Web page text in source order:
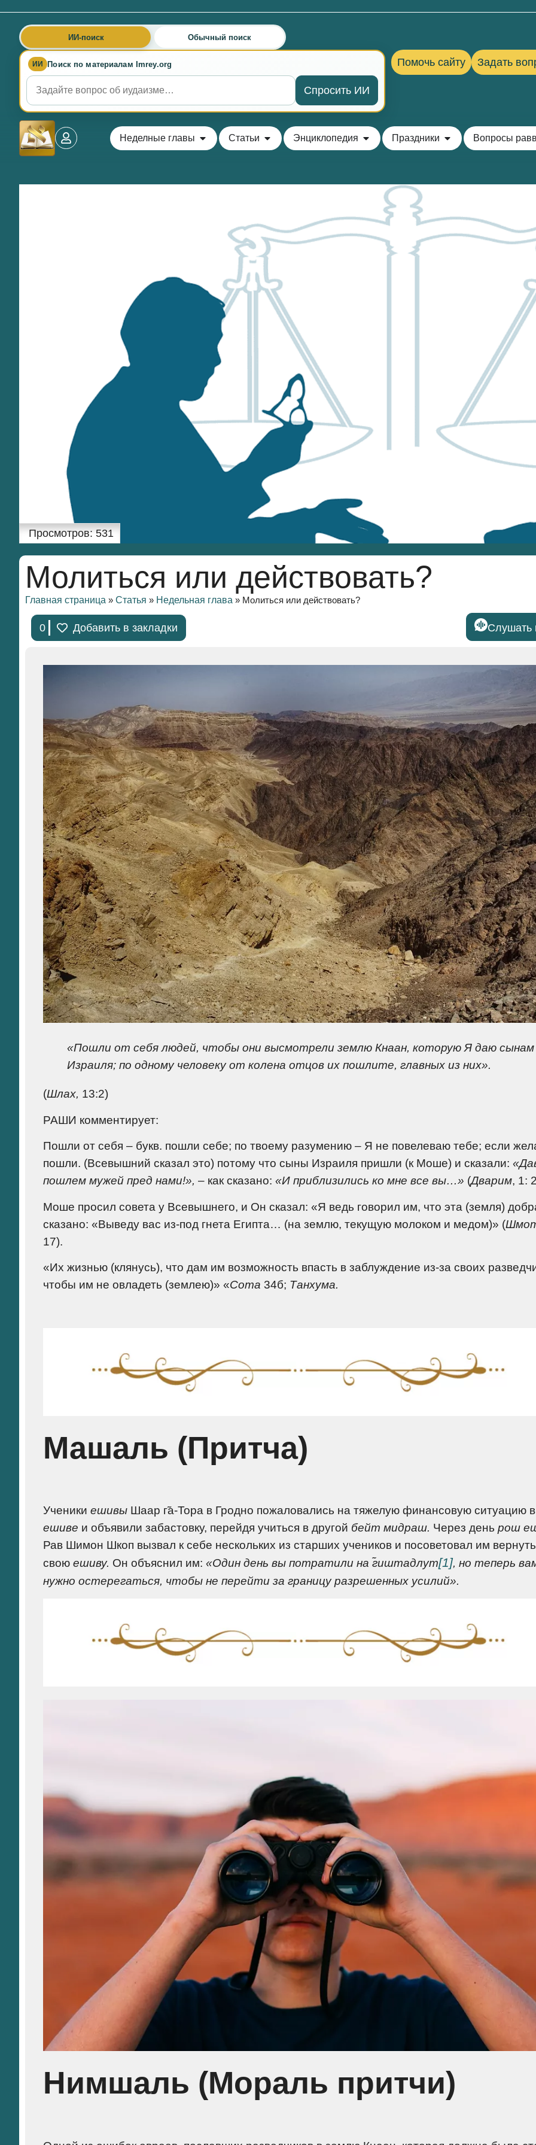
ИИ Поиск по материалам Imrey.org
Спросить ИИ
ИИ-поиск Обычный поиск
Помочь сайту Задать
Неделные главы Статьи Энциклопедия Праздники Вопросы
Просмотров: 531
Молиться или действовать?
Главная страница » Статья » Недельная глава » Молиться или действовать?
0 Добавить в закладки Слушать
«Пошли от себя людей, чтобы они высмотрели землю Кнаан, которую Я даю сынам
Израиля; по одному человеку от колена отцов их пошлите, главных из них».
(Шлах, 13:2)
РАШИ комментирует:
Пошли от себя – букв. пошли себе; по твоему разумению – Я не повелеваю тебе; если
пошли. (Всевышний сказал это) потому что сыны Израиля пришли (к Моше) и сказали:
пошлем мужей пред нами!», – как сказано: «И приблизились ко мне все вы…» (Дварим, 1:
Моше просил совета у Всевышнего, и Он сказал: «Я ведь говорил им, что эта (земля)
сказано: «Выведу вас из-под гнета Египта… (на землю, текущую молоком и медом)» (
17).
«Их жизнью (клянусь), что дам им возможность впасть в заблуждение из-за своих
чтобы им не овладеть (землею)» «Сота 34б; Танхума.
Машаль (Притча)
Ученики ешивы Шаар г̃а-Тора в Гродно пожаловались на тяжелую финансовую ситуацию в
ешиве и объявили забастовку, перейдя учиться в другой бейт мидраш. Через день рош
Рав Шимон Шкоп вызвал к себе нескольких из старших учеников и посоветовал им
свою ешиву. Он объяснил им: «Один день вы потратили на г̃иштадлут[1], но теперь
нужно остерегаться, чтобы не перейти за границу разрешенных усилий».
Нимшаль (Мораль притчи)